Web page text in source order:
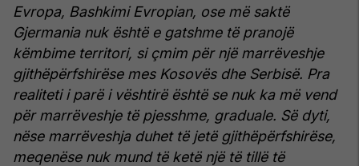
Evropa, Bashkimi Evropian, ose më saktë
Gjermania nuk është e gatshme të pranojë
këmbime territori, si çmim për një marrëveshje
gjithëpërfshirëse mes Kosovës dhe Serbisë. Pra
realiteti i parë i vështirë është se nuk ka më vend
për marrëveshje të pjesshme, graduale. Së dyti,
nëse marrëveshja duhet të jetë gjithëpërfshirëse,
meqenëse nuk mund të ketë një të tillë të